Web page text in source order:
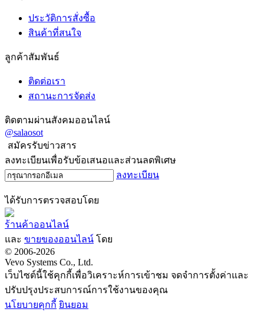
ประวัติการสั่งซื้อ
สินค้าที่สนใจ
ลูกค้าสัมพันธ์
ติดต่อเรา
สถานะการจัดส่ง
ติดตามผ่านสังคมออนไลน์
@salaosot
สมัครรับข่าวสาร
ลงทะเบียนเพื่อรับข้อเสนอและส่วนลดพิเศษ
ลงทะเบียน
ได้รับการตรวจสอบโดย
ร้านค้าออนไลน์
และ ขายของออนไลน์ โดย
© 2006-2026
Vevo Systems Co., Ltd.
เว็บไซต์นี้ใช้คุกกี้เพื่อวิเคราะห์การเข้าชม จดจำการตั้งค่าและ
ปรับปรุงประสบการณ์การใช้งานของคุณ
นโยบายคุกกี้ ยินยอม